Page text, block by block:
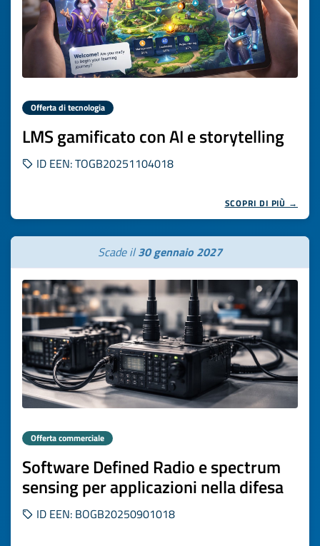
Offerta di tecnologia
LMS gamificato con AI e storytelling
ID EEN: TOGB20251104018
SCOPRI DI PIÙ →
Scade il30 gennaio 2027
Offerta commerciale
Software Defined Radio e spectrum
sensing per applicazioni nella difesa
ID EEN: BOGB20250901018